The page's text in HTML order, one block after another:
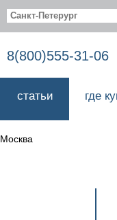
Санкт-Петерург
8(800)555-31-06
статьи где
Москва